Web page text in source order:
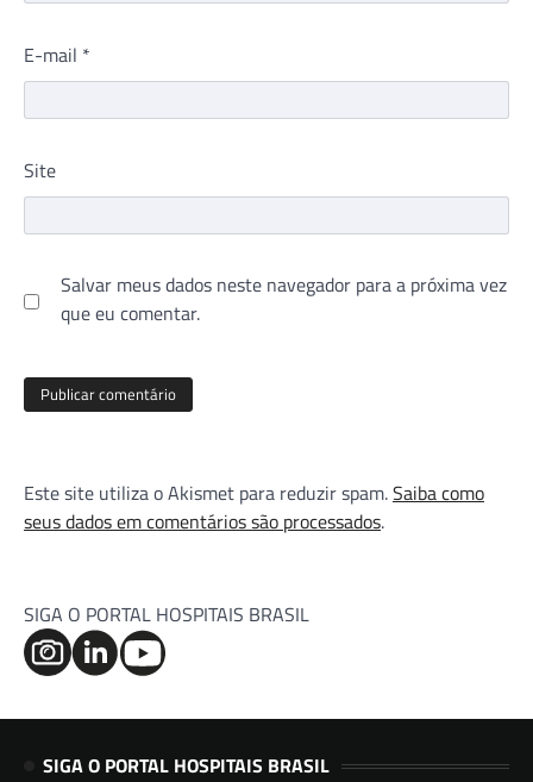
E-mail *
Site
Salvar meus dados neste navegador para a próxima vez
que eu comentar.
Este site utiliza o Akismet para reduzir spam.Saiba como
seus dados em comentários são processados.
SIGA O PORTAL HOSPITAIS BRASIL
SIGA O PORTAL HOSPITAIS BRASIL